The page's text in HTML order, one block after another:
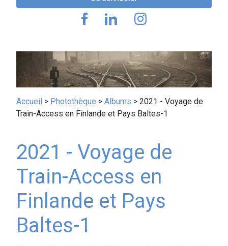
Fil
Accueil Photothèque Albums
2021 - Voyage de
Train-Access en Finlande et Pays Baltes-1
2021 - Voyage de
Train-Access en
Finlande et Pays
Baltes-1